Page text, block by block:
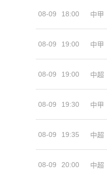
08-09 18:00 中甲
08-09 19:00 中甲
08-09 19:00 中超
08-09 19:30 中甲
08-09 19:35 中超
08-09 20:00 中超